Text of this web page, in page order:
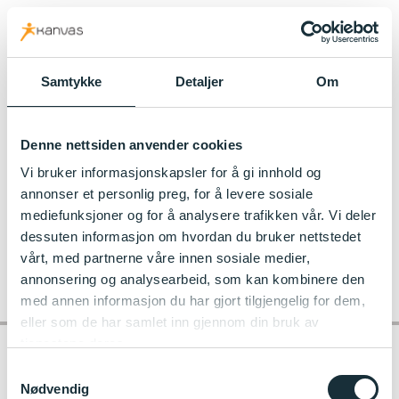
Samtykke Detaljer Om
Denne nettsiden anvender cookies
Vi bruker informasjonskapsler for å gi innhold og
annonser et personlig preg, for å levere sosiale
mediefunksjoner og for å analysere trafikken vår. Vi deler
dessuten informasjon om hvordan du bruker nettstedet
vårt, med partnerne våre innen sosiale medier,
annonsering og analysearbeid, som kan kombinere den
med annen informasjon du har gjort tilgjengelig for dem,
eller som de har samlet inn gjennom din bruk av
Nødvendig
kanvas.no
d24060da-5a83-4136-ba3d-233746279756